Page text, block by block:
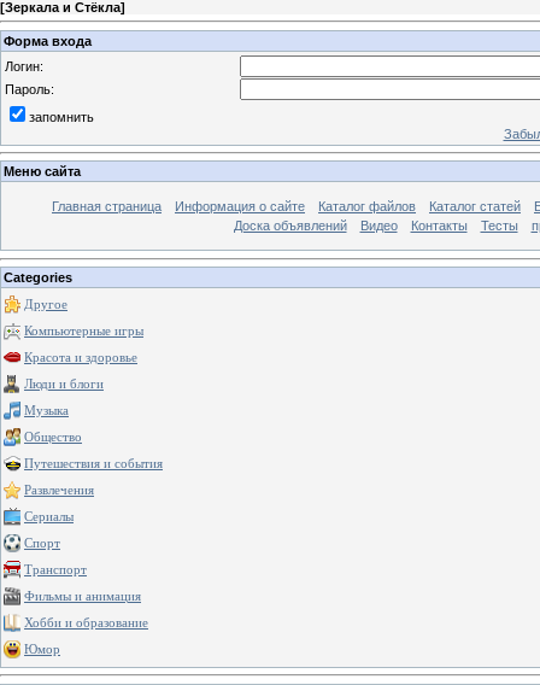
[Зеркала и Стёкла]
Форма входа
Логин:
Пароль:
запомнить
Меню сайта
Главная страница Информация о сайте Каталог файлов Каталог статей
Доска объявлений
Видео Контакты Тесты
Categories
Другое
Компьютерные игры
Красота и здоровье
Люди и блоги
Музыка
Общество
Путешествия и события
Развлечения
Сериалы
Спорт
Транспорт
Фильмы и анимация
Хобби и образование
Юмор